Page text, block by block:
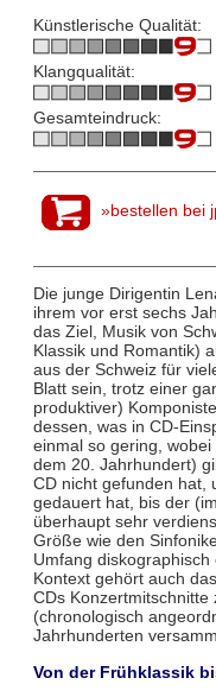
Künstlerische Qualität:
Klangqualität:
Gesamteindruck:
»bestellen bei
Die junge Dirigentin
ihrem vor erst sechs
das Ziel, Musik von
Klassik und Romantik)
aus der Schweiz für
Blatt sein, trotz einer
produktiver)
dessen, was in CD-
einmal so gering,
dem 20. Jahrhundert)
CD nicht gefunden hat,
gedauert hat, bis der
überhaupt sehr
Größe wie den
Umfang
Kontext gehört auch
CDs
(chronologisch
Jahrhunderten
Von der Frühklassik